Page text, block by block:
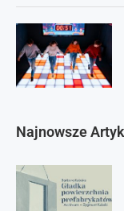
Najnowsze